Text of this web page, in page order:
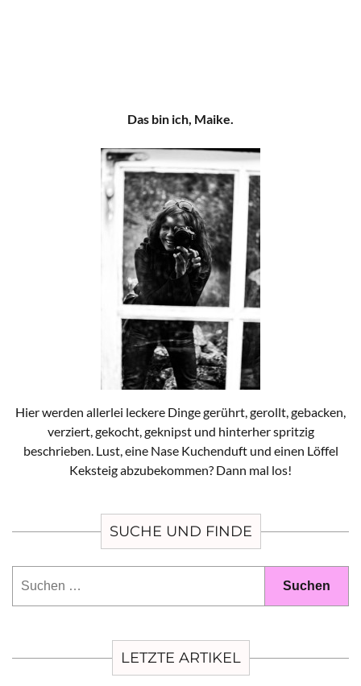
Das bin ich, Maike.
Hier werden allerlei leckere Dinge gerührt, gerollt, gebacken,
verziert, gekocht, geknipst und hinterher spritzig
beschrieben. Lust, eine Nase Kuchenduft und einen Löffel
Keksteig abzubekommen? Dann mal los!
SUCHE UND FINDE
LETZTE ARTIKEL